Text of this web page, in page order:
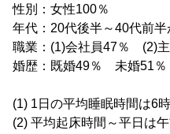
性別：女性100％
年代：20代後半～40代前半
職業：(1)会社員47％ (2)
婚歴：既婚49％ 未婚51％
(1) 1日の平均睡眠時間は6
(2) 平均起床時間～平日は